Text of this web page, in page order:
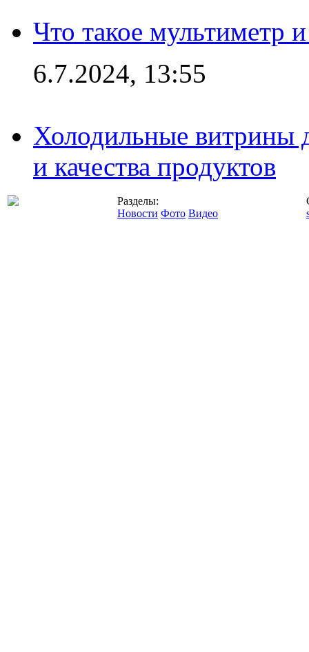
Что такое мультиметр
6.7.2024, 13:55
Холодильные витрины
и качества продуктов
Разделы:
Новости Фото Видео